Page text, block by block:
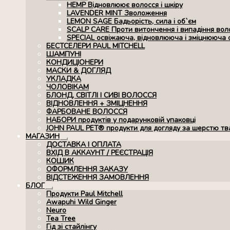
Розгорнуте
вкладене
меню
HEMP Відновлюює волосся і шкіру
LAVENDER MINT Зволоження
LEMON SAGE Бадьорість, сила і об`єм
SCALP CARE Проти витончення і випадіння
SPECIAL освіжаюча, відновлююча і зміцнююча
БЕСТСЕЛЕРИ PAUL MITCHELL
ШАМПУНІ
КОНДИЦІОНЕРИ
МАСКИ & ДОГЛЯД
УКЛАДКА
ЧОЛОВІКАМ
БЛОНД, СВІТЛІ І СИВІ ВОЛОССЯ
ВІДНОВЛЕННЯ + ЗМІЦНЕННЯ
ФАРБОВАНЕ ВОЛОССЯ
НАБОРИ продуктів у подарунковій упаковці
JOHN PAUL PET® продукти для догляду за шерстю
МАГАЗИН
Розгорнуте
вкладене
меню
ДОСТАВКА І ОПЛАТА
ВХІД В АККАУНТ / РЕЄСТРАЦІЯ
КОШИК
ОФОРМЛЕННЯ ЗАКАЗУ
ВІДСТЕЖЕННЯ ЗАМОВЛЕННЯ
БЛОГ
Розгорнуте
вкладене
меню
Продукти Paul Mitchell
Awapuhi Wild Ginger
Neuro
Tea Tree
Гід зі стайлінгу